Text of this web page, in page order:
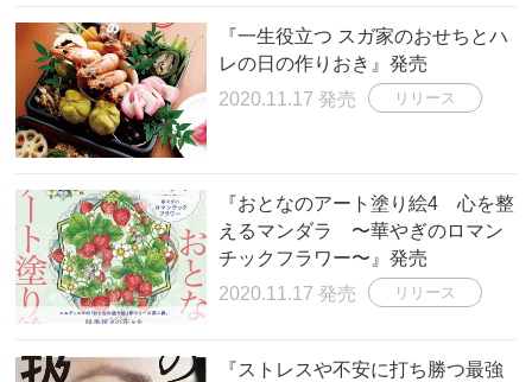
『一生役立つ スガ家のおせちとハ
レの日の作りおき』発売
2020.11.17 発売
リリース
『おとなのアート塗り絵4 心を整
えるマンダラ 〜華やぎのロマン
チックフラワー〜』発売
2020.11.17 発売
リリース
『ストレスや不安に打ち勝つ最強